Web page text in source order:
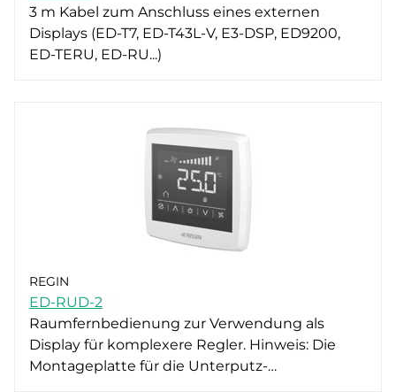
3 m Kabel zum Anschluss eines externen
Displays (ED-T7, ED-T43L-V, E3-DSP, ED9200,
ED-TERU, ED-RU...)
REGIN
ED-RUD-2
Raumfernbedienung zur Verwendung als
Display für komplexere Regler. Hinweis: Die
Montageplatte für die Unterputz-…